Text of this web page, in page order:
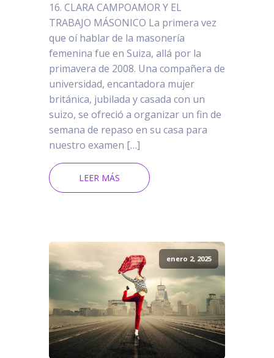
16. CLARA CAMPOAMOR Y EL
TRABAJO MÁSONICO La primera vez
que oí hablar de la masonería
femenina fue en Suiza, allá por la
primavera de 2008. Una compañera de
universidad, encantadora mujer
británica, jubilada y casada con un
suizo, se ofreció a organizar un fin de
semana de repaso en su casa para
nuestro examen […]
LEER MÁS
enero 2, 2025